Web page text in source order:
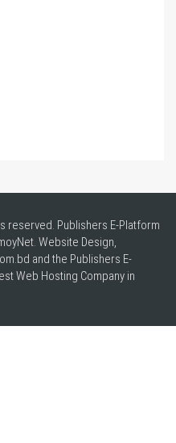
reserved. Publishers E-Platform
Website Design,
and the Publishers E-
Web Hosting Company in